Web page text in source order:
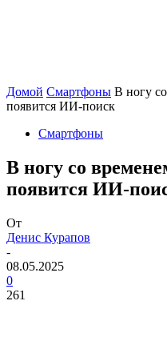
Домой Смартфоны В ногу
появится ИИ-поиск
Смартфоны
В ногу со
появится ИИ-
От
Денис Курапов
-
08.05.2025
0
261